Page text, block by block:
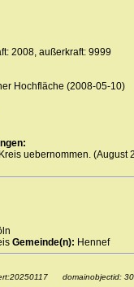
2008, außerkraft: 9999
Hochfläche (2008-05-10)
uebernommen. (August
Gemeinde(n): Hennef
domainobjectid: